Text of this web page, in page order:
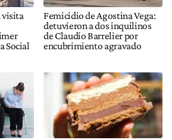
visita
Social
Femicidio de Agostina Vega:
detuvieron a dos inquilinos
de Claudio Barrelier por
encubrimiento agravado